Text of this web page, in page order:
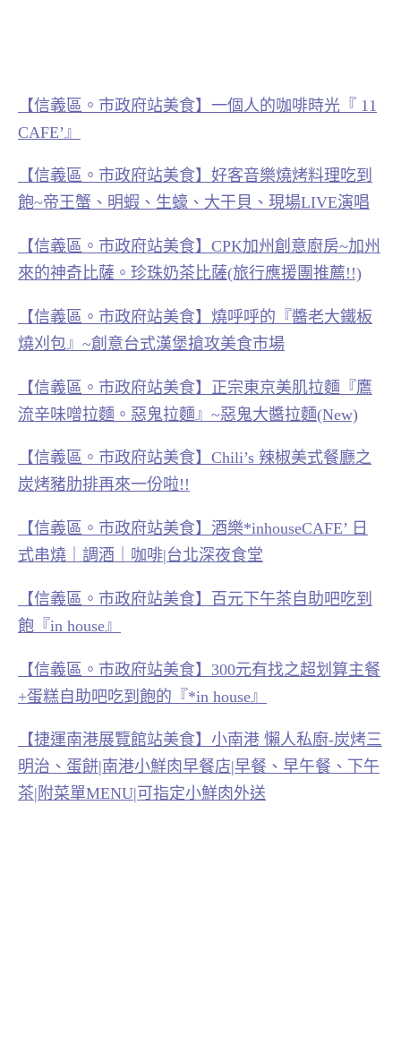
【信義區。市政府站美食】一個人的咖啡時光『 11
CAFE’』
【信義區。市政府站美食】好客音樂燒烤料理吃到
飽~帝王蟹、明蝦、生蠔、大干貝、現場LIVE演唱
【信義區。市政府站美食】CPK加州創意廚房~加州
來的神奇比薩。珍珠奶茶比薩(旅行應援團推薦!!)
【信義區。市政府站美食】燒呼呼的『醬老大鐵板
燒刈包』~創意台式漢堡搶攻美食市場
【信義區。市政府站美食】正宗東京美肌拉麵『鷹
流辛味噌拉麵。惡鬼拉麵』~惡鬼大醬拉麵(New)
【信義區。市政府站美食】Chili’s 辣椒美式餐廳之
炭烤豬肋排再來一份啦!!
【信義區。市政府站美食】酒樂*inhouseCAFE’ 日
式串燒｜調酒｜咖啡|台北深夜食堂
【信義區。市政府站美食】百元下午茶自助吧吃到
飽『in house』
【信義區。市政府站美食】300元有找之超划算主餐
+蛋糕自助吧吃到飽的『*in house』
【捷運南港展覽館站美食】小南港 懶人私廚-炭烤三
明治、蛋餅|南港小鮮肉早餐店|早餐、早午餐、下午
茶|附菜單MENU|可指定小鮮肉外送